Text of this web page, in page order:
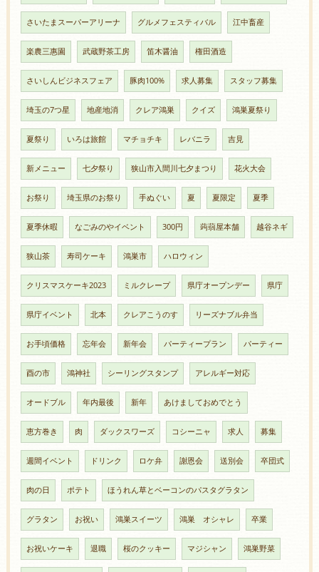
さいたまスーパーアリーナ グルメフェスティバル 江中畜産
楽農三惠園 武蔵野茶工房 笛木醤油 権田酒造
さいしんビジネスフェア 豚肉100% 求人募集 スタッフ募集
埼玉の7つ星 地産地消 クレア鴻巣 クイズ 鴻巣夏祭り
夏祭り いろは旅館 マチョチキ レバニラ 吉見
新メニュー 七夕祭り 狭山市入間川七夕まつり 花火大会
お祭り 埼玉県のお祭り 手ぬぐい 夏 夏限定 夏季
夏季休暇 なごみのやイベント 300円 蒟蒻屋本舗 越谷ネギ
狭山茶 寿司ケーキ 鴻巣市 ハロウィン
クリスマスケーキ2023 ミルクレープ 県庁オープンデー 県庁
県庁イベント 北本 クレアこうのす リーズナブル弁当
お手頃価格 忘年会 新年会 パーティープラン パーティー
酉の市 鴻神社 シーリングスタンプ アレルギー対応
オードブル 年内最後 新年 あけましておめでとう
恵方巻き 肉 ダックスワーズ コシーニャ 求人 募集
週間イベント ドリンク ロケ弁 謝恩会 送別会 卒団式
肉の日 ポテト ほうれん草とベーコンのパスタグラタン
グラタン お祝い 鴻巣スイーツ 鴻巣 オシャレ 卒業
お祝いケーキ 退職 桜のクッキー マジシャン 鴻巣野菜